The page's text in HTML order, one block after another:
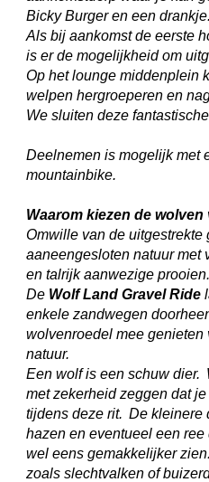
Bicky Burger en een drankje.
Als bij aankomst de eerste
is er de mogelijkheid om
Op het lounge middenplein
welpen hergroeperen en
We sluiten deze
Deelnemen is mogelijk met
mountainbike.
Waarom kiezen de
Omwille van de uitgestrekte
aaneengesloten natuur met
en talrijk aanwezige prooien.
De Wolf Land Gravel Ride
enkele zandwegen
wolvenroedel mee genieten
natuur.
Een wolf is een schuw dier.
met zekerheid zeggen dat
tijdens deze rit. De kleinere
hazen en eventueel een
wel eens gemakkelijker
zoals slechtvalken of